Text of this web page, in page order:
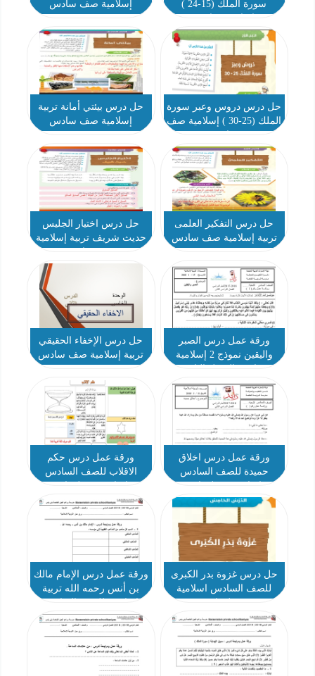
سورة الملك (15-24 )
إسلامية صف سادس
حل درس دروس وعبر سورة
الملك (25-30 ) إسلامية صف
حل درس بيئتي أمانة تربية
إسلامية صف سادس
حل درس التفكير العلمى
تربية إسلامية صف سادس
حل درس اختيار الجليس
حديث شريف تربية إسلامية
ورقة عمل درس الصبر
واليقين نموذج 2 إسلامية
حل درس الإخفاء الحقيقي
تربية إسلامية صف سادس
ورقة عمل درس اخلاق
حميدة للصف السادس
ورقة عمل درس حكم
الاقلاب للصف السادس
حل درس غزوة بدر الكبرى
للصف السادس اسلامية
ورقة عمل درس الإمام مالك
بن أنس رحمه الله تربية